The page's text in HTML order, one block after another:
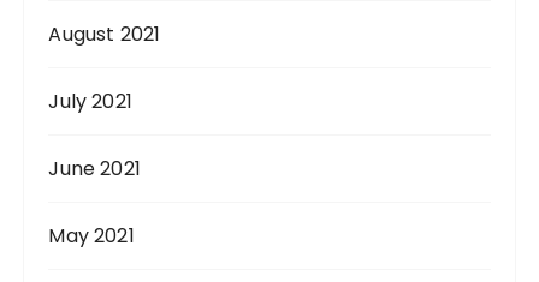
August 2021
July 2021
June 2021
May 2021